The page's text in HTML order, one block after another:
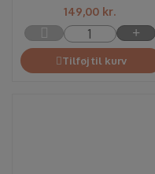
149,00 kr.
Tilføj til kurv